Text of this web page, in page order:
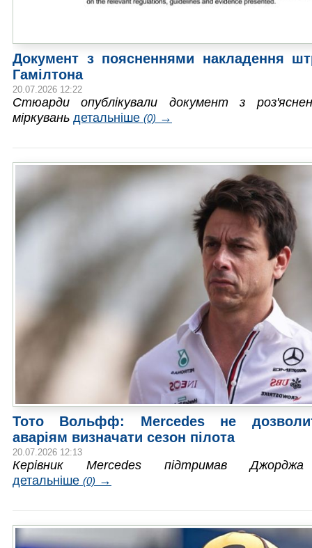
Документ з поясненнями накладення
Гамілтона
20.07.2026 12:22
Стюарди опублікували документ з
міркувань детальніше (0) →
Тото Вольфф: Mercedes не
аваріям визначати сезон пілота
20.07.2026 12:13
Керівник Mercedes підтримав Джорджа
детальніше (0) →